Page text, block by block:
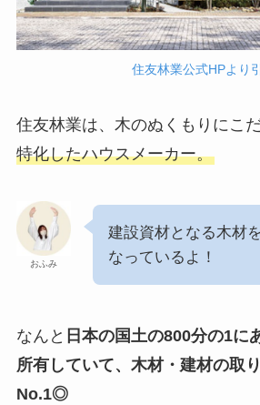
住友林業公式HPより
住友林業は、木のぬくもりにこ
特化したハウスメーカー。
おふみ
建設資材となる木材
なっているよ！
なんと 日本の国土の800分の1に
所有していて、木材・建材の取
No.1◎